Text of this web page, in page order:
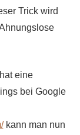
Trick wird
eine
bei Google
kann man nun